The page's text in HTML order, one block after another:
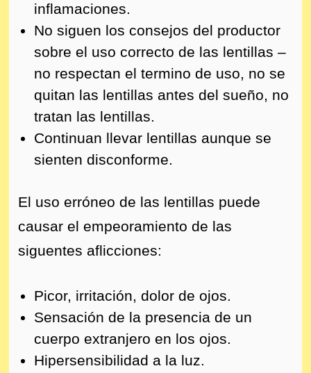
inflamaciones.
No siguen los consejos del productor
sobre el uso correcto de las lentillas –
no respectan el termino de uso, no se
quitan las lentillas antes del sueño, no
tratan las lentillas.
Continuan llevar lentillas aunque se
sienten disconforme.
El uso erróneo de las lentillas puede
causar el empeoramiento de las
siguentes aflicciones:
Picor, irritación, dolor de ojos.
Sensación de la presencia de un
cuerpo extranjero en los ojos.
Hipersensibilidad a la luz.